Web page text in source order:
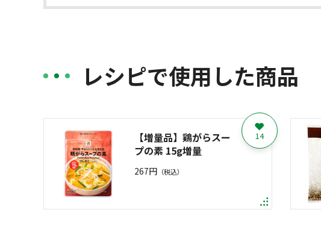
レシピで使用した商品
【増量品】鶏がらスー
プの素 15g増量
267円 （税込）
14